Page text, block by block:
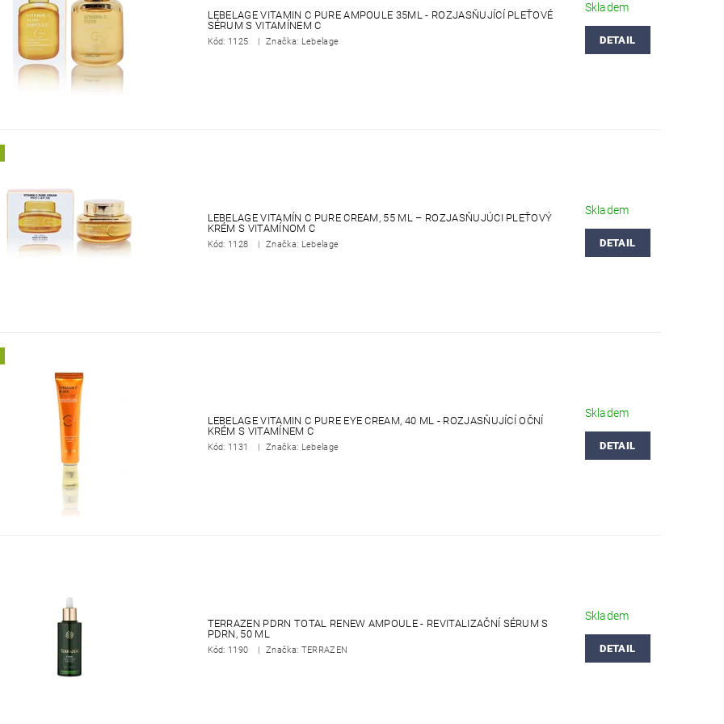
LEBELAGE VITAMIN C PURE AMPOULE 35ML - ROZJASŇUJÍCÍ PLEŤOVÉ
SÉRUM S VITAMÍNEM C
Kód: 1125 Značka: Lebelage
Skladem
DETAIL
LEBELAGE VITAMÍN C PURE CREAM, 55 ML – ROZJASŇUJÚCI PLEŤOVÝ
KRÉM S VITAMÍNOM C
Kód: 1128 Značka: Lebelage
Skladem
DETAIL
LEBELAGE VITAMIN C PURE EYE CREAM, 40 ML - ROZJASŇUJÍCÍ OČNÍ
KRÉM S VITAMÍNEM C
Kód: 1131 Značka: Lebelage
Skladem
DETAIL
TERRAZEN PDRN TOTAL RENEW AMPOULE - REVITALIZAČNÍ SÉRUM S
PDRN, 50 ML
Kód: 1190 Značka: TERRAZEN
Skladem
DETAIL